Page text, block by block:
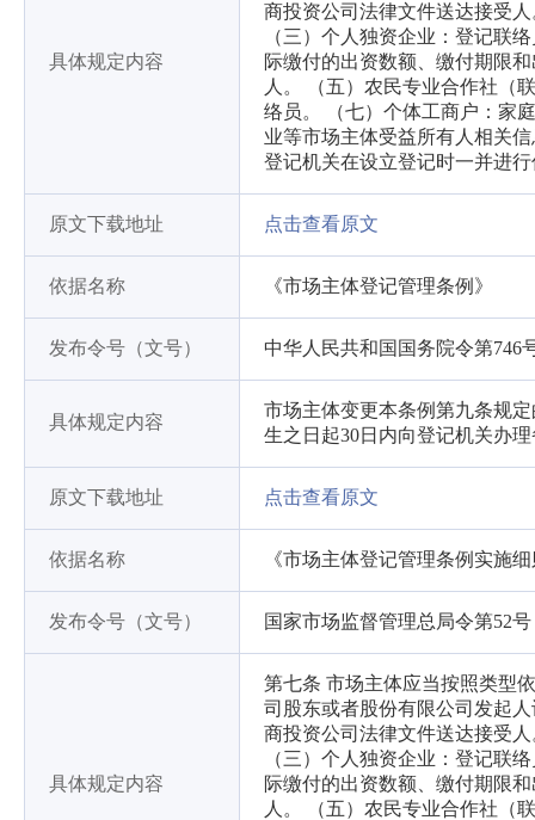
具体规定内容
商投资公司法律文件送达接受
（三）个人独资企业：登记联
际缴付的出资数额、缴付期限
人。 （五）农民专业合作社（
络员。 （七）个体工商户：家
业等市场主体受益所有人相关
登记机关在设立登记时一并进
原文下载地址 点击查看原文
依据名称 《市场主体登记管理条例》
发布令号（文号） 中华人民共和国国务院令第746
具体规定内容
市场主体变更本条例第九条规
生之日起30日内向登记机关办
原文下载地址 点击查看原文
依据名称 《市场主体登记管理条例实施
发布令号（文号） 国家市场监督管理总局令第52号
具体规定内容
第七条 市场主体应当按照类型
司股东或者股份有限公司发起
商投资公司法律文件送达接受
（三）个人独资企业：登记联
际缴付的出资数额、缴付期限
人。 （五）农民专业合作社（